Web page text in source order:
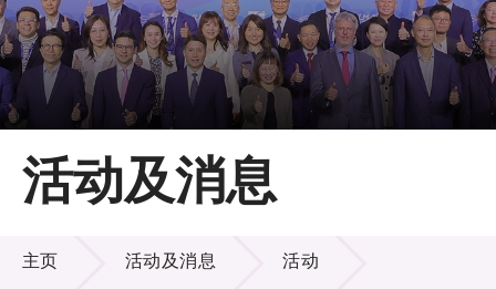
会员登录
主页
关于LSCM
技术商品化
活动及消息
活动及消息
主页 活动及消息 活动